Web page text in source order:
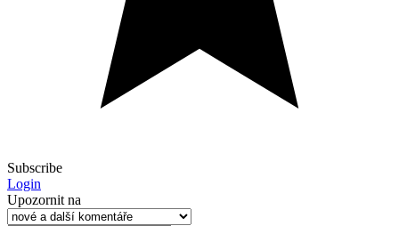
Subscribe
Login
Upozornit na